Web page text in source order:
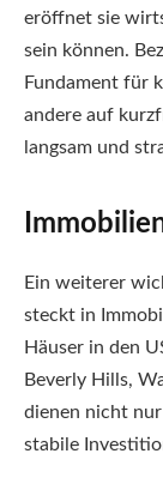
eröffnet sie
sein können.
Fundament für
andere auf
langsam und
Ein weiterer
steckt in
Häuser in den
Beverly Hills,
dienen nicht
stabile